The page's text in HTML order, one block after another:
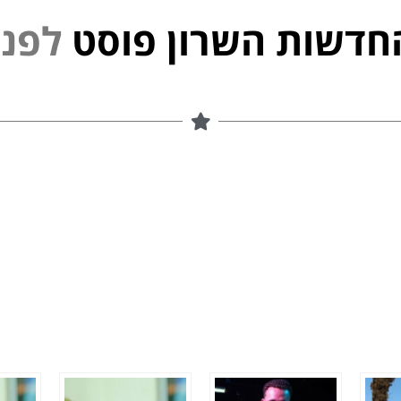
השרון פוסט ל פנ